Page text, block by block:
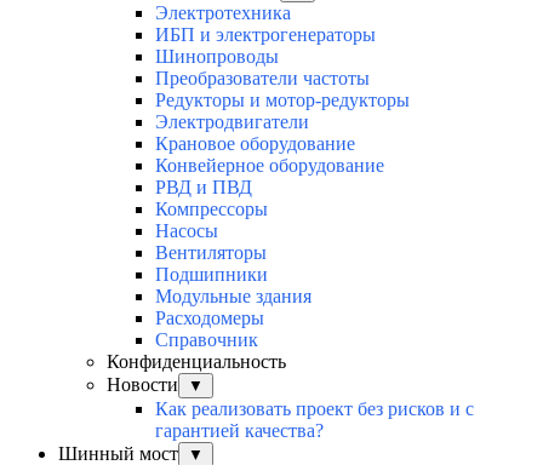
Электротехника
ИБП и электрогенераторы
Шинопроводы
Преобразователи частоты
Редукторы и мотор-редукторы
Электродвигатели
Крановое оборудование
Конвейерное оборудование
РВД и ПВД
Компрессоры
Насосы
Вентиляторы
Подшипники
Модульные здания
Расходомеры
Справочник
Конфиденциальность
Новости
▼
Как реализовать проект без рисков и с
гарантией качества?
Шинный мост
▼